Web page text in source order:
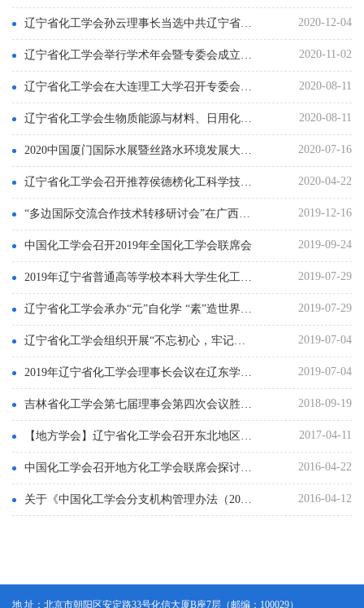
辽宁省化工学会孙云理事长当选中共辽宁省科学技术协会科技社团委员会副书记 2020-12-04
辽宁省化工学会举行学术年会暨专委会成立大会 2020-11-02
辽宁省化工学会在大连理工大学召开专委会成立大会 2020-08-11
辽宁省化工学会生物质能源与材料、日用化工专业委员会成立大会在大连工业大学召开 2020-08-11
2020中国厦门国际水展暨丝路水环境发展大会顺利召开 2020-07-16
辽宁省化工学会召开推荐侯德榜化工科学技术奖候选人评审会 2020-04-22
“多边国际交流合作技术转移研讨会”在广西南宁市成功举办 2019-12-16
中国化工学会召开2019年全国化工学会联席会 2019-09-24
2019年辽宁省普通高等学校本科大学生化工原理大赛暨“东方仿真-欧倍尔”杯全国大学生化工实验大赛东北地区选拔赛在辽宁石油化工大学举办 2019-07-29
辽宁省化工学会承办“元”自化学 “素”造世界 主题科普活动正式启动 2019-07-29
辽宁省化工学会组织开展“不忘初心，牢记使命”主题教育 2019-07-04
2019年辽宁省化工学会理事长会议在辽东学院隆重召开 2019-07-04
吉林省化工学会第七届理事会第四次会议胜利召开 2018-09-19
【地方学会】辽宁省化工学会召开东北地区高校大学生化工原理大赛 2017-04-11
中国化工学会召开地方化工学会联席会探讨学会改革 2016-04-22
关于《中国化工学会分支机构管理办法（2016年修订）》的颁布实施 2016-04-12
地 址：北京市朝阳区安定路33号化信大厦B座7层（邮编：100029）